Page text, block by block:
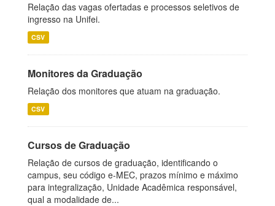
Relação das vagas ofertadas e processos seletivos de
ingresso na Unifei.
CSV
Monitores da Graduação
Relação dos monitores que atuam na graduação.
CSV
Cursos de Graduação
Relação de cursos de graduação, identificando o
campus, seu código e-MEC, prazos mínimo e máximo
para integralização, Unidade Acadêmica responsável,
qual a modalidade de...